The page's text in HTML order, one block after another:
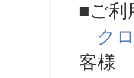
■ご利
ク
客様